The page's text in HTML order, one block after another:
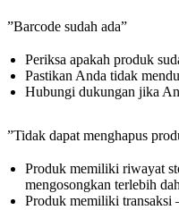
”Barcode sudah ada”
Periksa apakah produk
Pastikan Anda tidak
Hubungi dukungan jika
”Tidak dapat menghapus
Produk memiliki riwayat
mengosongkan terlebih
Produk memiliki transaksi